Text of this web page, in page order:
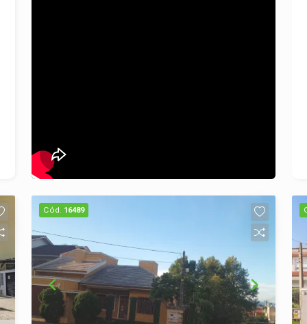
desejadas de São Leopoldo.
Esperamos por você!
Cód. 16489